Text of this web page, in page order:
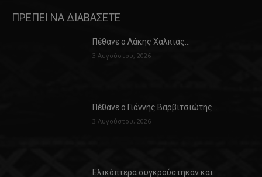
ΠΡΕΠΕΙ ΝΑ ΔΙΑΒΑΣΕΤΕ
Πέθανε ο Λάκης Χαλκιάς…
3 Αυγούστου, 2026
Πέθανε ο Γιάννης Βαρβιτσιώτης…
3 Αυγούστου, 2026
Ελικόπτερα συγκρούστηκαν και